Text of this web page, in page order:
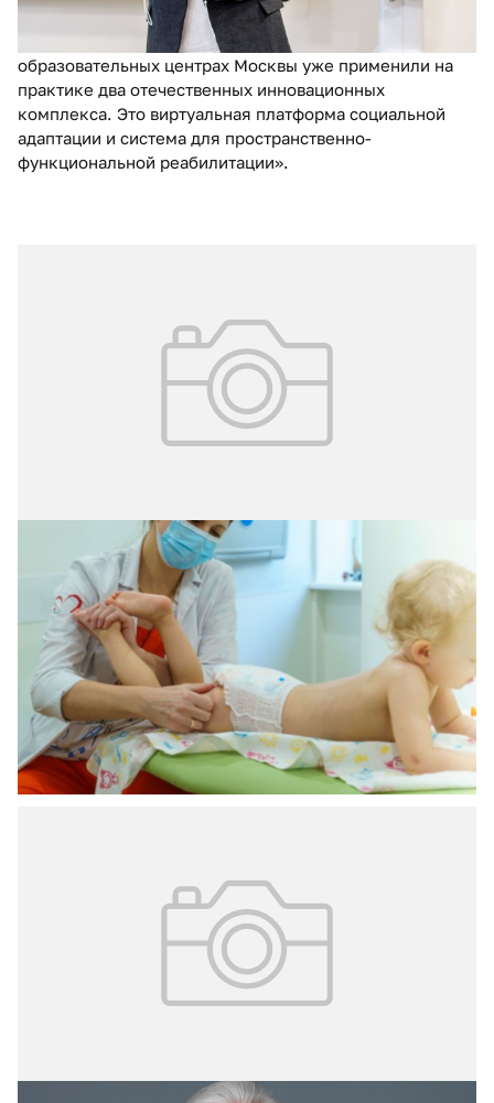
«Сейчас в реабилитационных и реабилитационно-
образовательных центрах Москвы уже применили на
практике два отечественных инновационных
комплекса. Это виртуальная платформа социальной
адаптации и система для пространственно-
функциональной реабилитации».
№ 10 (408)
Тонкости аллергологии
28 марта на цифровой платформе «Московская
медицина. Мероприятия» состоится вебинар
«Аллергология-иммунология в педиатрии: от теории к
практике».